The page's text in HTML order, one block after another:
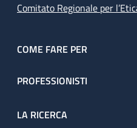
Comitato Regionale per
COME FARE PER
PROFESSIONISTI
LA RICERCA